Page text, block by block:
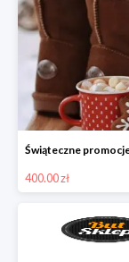
400.00 zł